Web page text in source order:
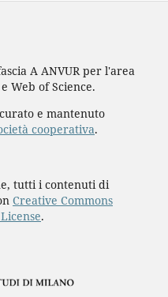
A ANVUR per l'area
Web of Science.
e mantenuto
cooperativa.
tutti i contenuti di
Creative Commons
.